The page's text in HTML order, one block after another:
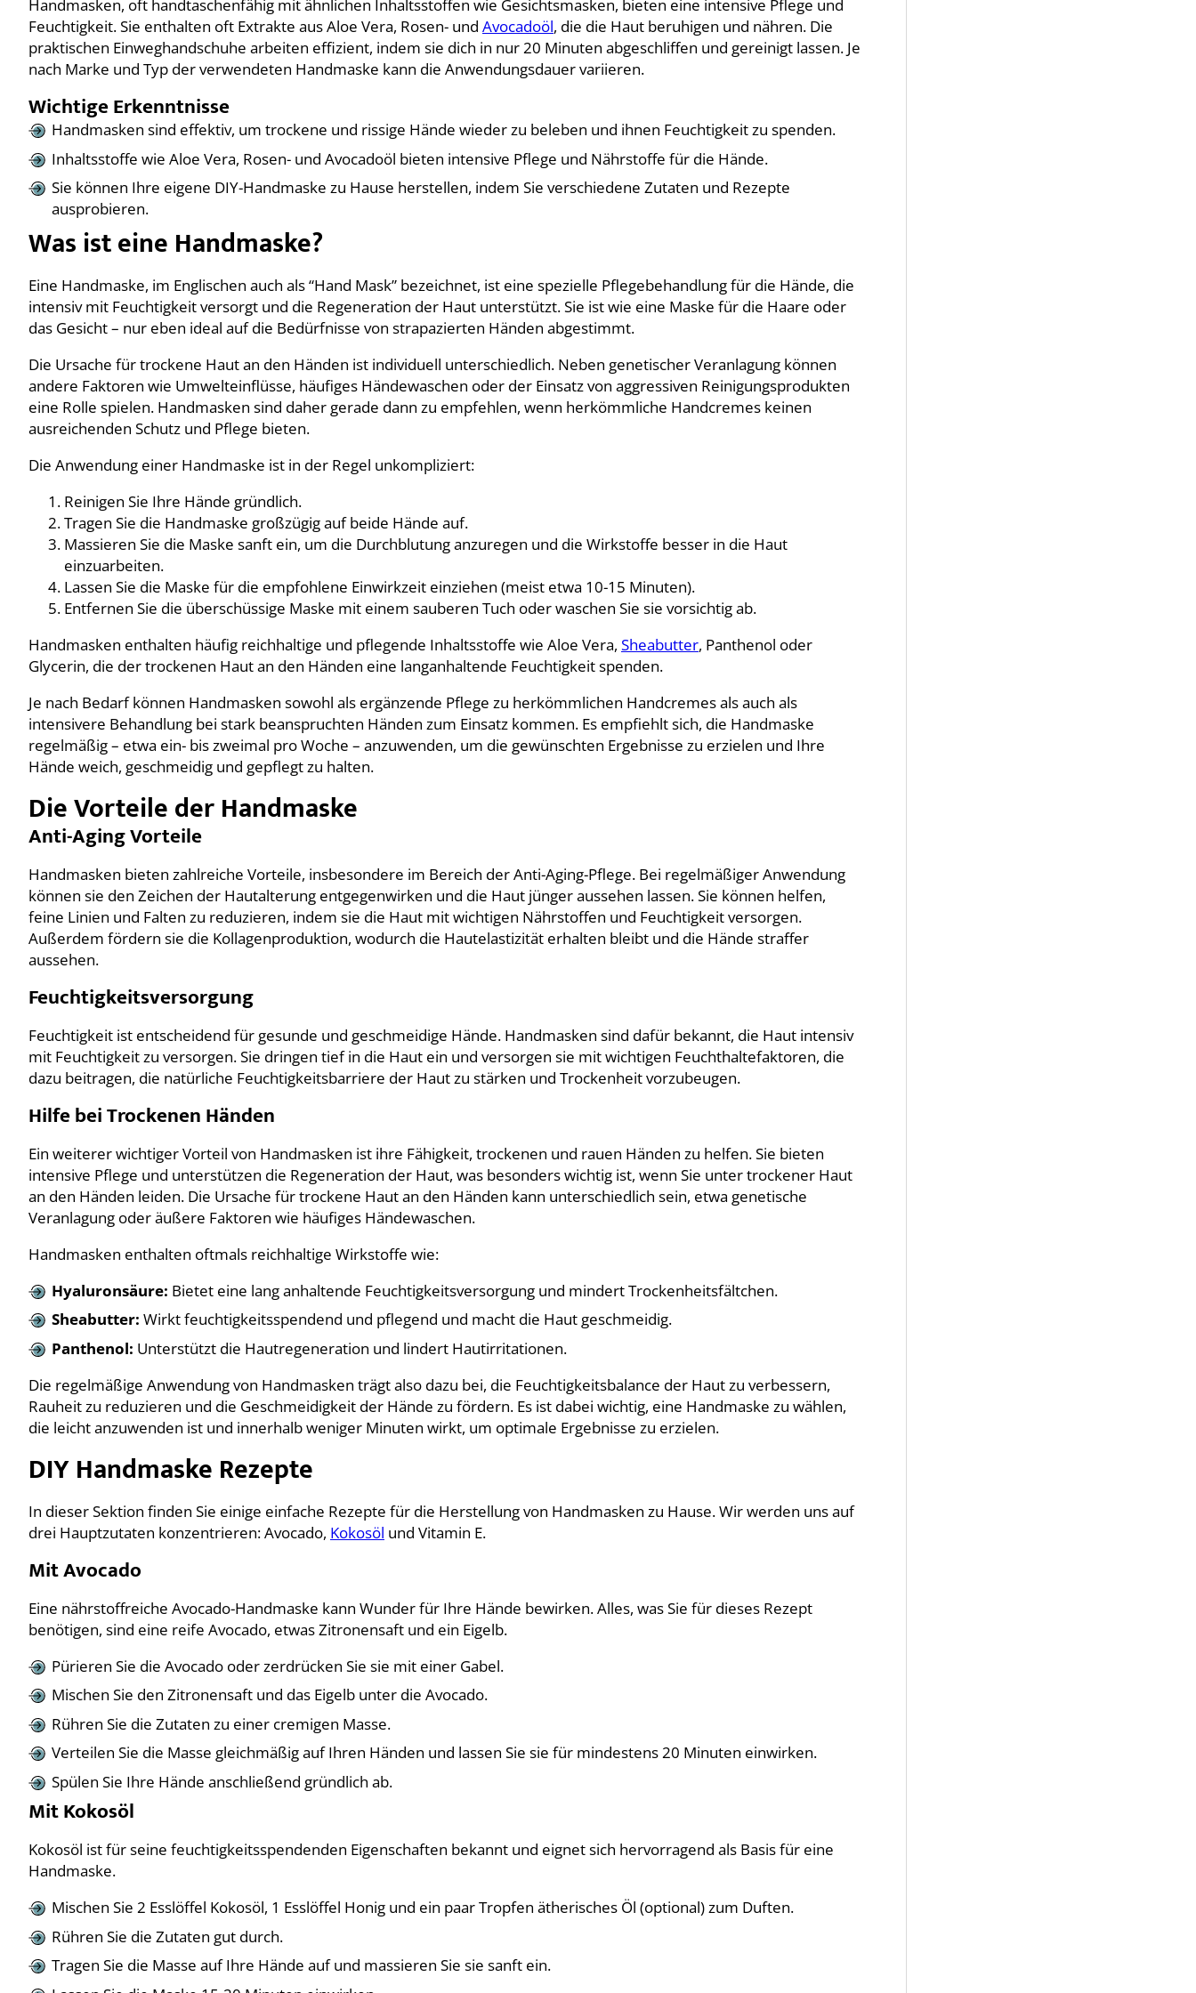
Handmasken, oft handtaschenfähig mit ähnlichen Inhaltsstoffen wie Gesichtsmasken, bieten eine intensive Pflege und
Feuchtigkeit. Sie enthalten oft Extrakte aus Aloe Vera, Rosen- und Avocadoöl, die die Haut beruhigen und nähren. Die
praktischen Einweghandschuhe arbeiten effizient, indem sie dich in nur 20 Minuten abgeschliffen und gereinigt lassen. Je
nach Marke und Typ der verwendeten Handmaske kann die Anwendungsdauer variieren.
Wichtige Erkenntnisse
Handmasken sind effektiv, um trockene und rissige Hände wieder zu beleben und ihnen Feuchtigkeit zu spenden.
Inhaltsstoffe wie Aloe Vera, Rosen- und Avocadoöl bieten intensive Pflege und Nährstoffe für die Hände.
Sie können Ihre eigene DIY-Handmaske zu Hause herstellen, indem Sie verschiedene Zutaten und Rezepte
ausprobieren.
Was ist eine Handmaske?
Eine Handmaske, im Englischen auch als “Hand Mask” bezeichnet, ist eine spezielle Pflegebehandlung für die Hände, die
intensiv mit Feuchtigkeit versorgt und die Regeneration der Haut unterstützt. Sie ist wie eine Maske für die Haare oder
das Gesicht – nur eben ideal auf die Bedürfnisse von strapazierten Händen abgestimmt.
Die Ursache für trockene Haut an den Händen ist individuell unterschiedlich. Neben genetischer Veranlagung können
andere Faktoren wie Umwelteinflüsse, häufiges Händewaschen oder der Einsatz von aggressiven Reinigungsprodukten
eine Rolle spielen. Handmasken sind daher gerade dann zu empfehlen, wenn herkömmliche Handcremes keinen
ausreichenden Schutz und Pflege bieten.
Die Anwendung einer Handmaske ist in der Regel unkompliziert:
Reinigen Sie Ihre Hände gründlich.
Tragen Sie die Handmaske großzügig auf beide Hände auf.
Massieren Sie die Maske sanft ein, um die Durchblutung anzuregen und die Wirkstoffe besser in die Haut
einzuarbeiten.
Lassen Sie die Maske für die empfohlene Einwirkzeit einziehen (meist etwa 10-15 Minuten).
Entfernen Sie die überschüssige Maske mit einem sauberen Tuch oder waschen Sie sie vorsichtig ab.
Handmasken enthalten häufig reichhaltige und pflegende Inhaltsstoffe wie Aloe Vera, Sheabutter, Panthenol oder
Glycerin, die der trockenen Haut an den Händen eine langanhaltende Feuchtigkeit spenden.
Je nach Bedarf können Handmasken sowohl als ergänzende Pflege zu herkömmlichen Handcremes als auch als
intensivere Behandlung bei stark beanspruchten Händen zum Einsatz kommen. Es empfiehlt sich, die Handmaske
regelmäßig – etwa ein- bis zweimal pro Woche – anzuwenden, um die gewünschten Ergebnisse zu erzielen und Ihre
Hände weich, geschmeidig und gepflegt zu halten.
Die Vorteile der Handmaske
Anti-Aging Vorteile
Handmasken bieten zahlreiche Vorteile, insbesondere im Bereich der Anti-Aging-Pflege. Bei regelmäßiger Anwendung
können sie den Zeichen der Hautalterung entgegenwirken und die Haut jünger aussehen lassen. Sie können helfen,
feine Linien und Falten zu reduzieren, indem sie die Haut mit wichtigen Nährstoffen und Feuchtigkeit versorgen.
Außerdem fördern sie die Kollagenproduktion, wodurch die Hautelastizität erhalten bleibt und die Hände straffer
aussehen.
Feuchtigkeitsversorgung
Feuchtigkeit ist entscheidend für gesunde und geschmeidige Hände. Handmasken sind dafür bekannt, die Haut intensiv
mit Feuchtigkeit zu versorgen. Sie dringen tief in die Haut ein und versorgen sie mit wichtigen Feuchthaltefaktoren, die
dazu beitragen, die natürliche Feuchtigkeitsbarriere der Haut zu stärken und Trockenheit vorzubeugen.
Hilfe bei Trockenen Händen
Ein weiterer wichtiger Vorteil von Handmasken ist ihre Fähigkeit, trockenen und rauen Händen zu helfen. Sie bieten
intensive Pflege und unterstützen die Regeneration der Haut, was besonders wichtig ist, wenn Sie unter trockener Haut
an den Händen leiden. Die Ursache für trockene Haut an den Händen kann unterschiedlich sein, etwa genetische
Veranlagung oder äußere Faktoren wie häufiges Händewaschen.
Handmasken enthalten oftmals reichhaltige Wirkstoffe wie:
Hyaluronsäure: Bietet eine lang anhaltende Feuchtigkeitsversorgung und mindert Trockenheitsfältchen.
Sheabutter: Wirkt feuchtigkeitsspendend und pflegend und macht die Haut geschmeidig.
Panthenol: Unterstützt die Hautregeneration und lindert Hautirritationen.
Die regelmäßige Anwendung von Handmasken trägt also dazu bei, die Feuchtigkeitsbalance der Haut zu verbessern,
Rauheit zu reduzieren und die Geschmeidigkeit der Hände zu fördern. Es ist dabei wichtig, eine Handmaske zu wählen,
die leicht anzuwenden ist und innerhalb weniger Minuten wirkt, um optimale Ergebnisse zu erzielen.
DIY Handmaske Rezepte
In dieser Sektion finden Sie einige einfache Rezepte für die Herstellung von Handmasken zu Hause. Wir werden uns auf
drei Hauptzutaten konzentrieren: Avocado, Kokosöl und Vitamin E.
Mit Avocado
Eine nährstoffreiche Avocado-Handmaske kann Wunder für Ihre Hände bewirken. Alles, was Sie für dieses Rezept
benötigen, sind eine reife Avocado, etwas Zitronensaft und ein Eigelb.
Pürieren Sie die Avocado oder zerdrücken Sie sie mit einer Gabel.
Mischen Sie den Zitronensaft und das Eigelb unter die Avocado.
Rühren Sie die Zutaten zu einer cremigen Masse.
Verteilen Sie die Masse gleichmäßig auf Ihren Händen und lassen Sie sie für mindestens 20 Minuten einwirken.
Spülen Sie Ihre Hände anschließend gründlich ab.
Mit Kokosöl
Kokosöl ist für seine feuchtigkeitsspendenden Eigenschaften bekannt und eignet sich hervorragend als Basis für eine
Handmaske.
Mischen Sie 2 Esslöffel Kokosöl, 1 Esslöffel Honig und ein paar Tropfen ätherisches Öl (optional) zum Duften.
Rühren Sie die Zutaten gut durch.
Tragen Sie die Masse auf Ihre Hände auf und massieren Sie sie sanft ein.